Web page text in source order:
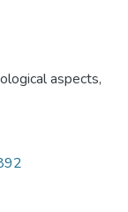
aspects,